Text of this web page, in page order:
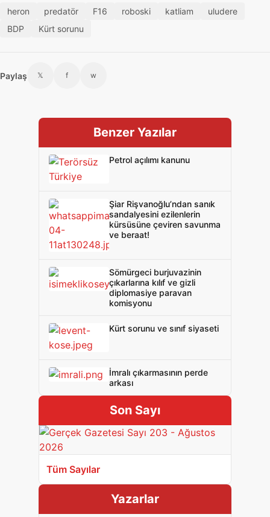
heron predatör F16 roboski katliam
uludere
BDP
Kürt sorunu
Paylaş 𝕏 f w
Benzer Yazılar
Petrol açılımı kanunu
Şiar Rişvanoğlu’ndan sanık
sandalyesini ezilenlerin
kürsüsüne çeviren savunma
ve beraat!
Sömürgeci burjuvazinin
çıkarlarına kılıf ve gizli
diplomasiye paravan
komisyonu
Kürt sorunu ve sınıf siyaseti
İmralı çıkarmasının perde
arkası
Son Sayı
Tüm Sayılar
Yazarlar